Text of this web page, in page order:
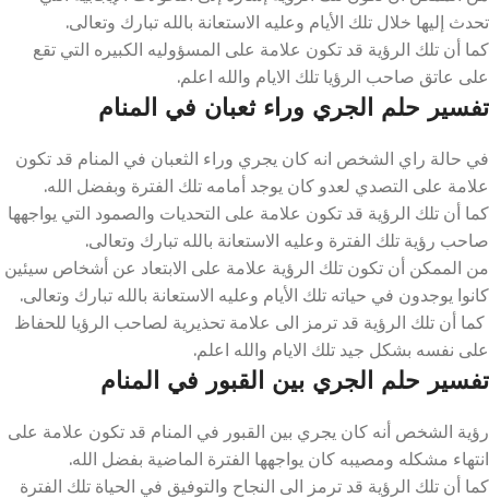
تحدث إليها خلال تلك الأيام وعليه الاستعانة بالله تبارك وتعالى.
كما أن تلك الرؤية قد تكون علامة على المسؤوليه الكبيره التي تقع
على عاتق صاحب الرؤيا تلك الايام والله اعلم.
تفسير حلم الجري وراء ثعبان في المنام
في حالة راي الشخص انه كان يجري وراء الثعبان في المنام قد تكون
علامة على التصدي لعدو كان يوجد أمامه تلك الفترة وبفضل الله.
كما أن تلك الرؤية قد تكون علامة على التحديات والصمود التي يواجهها
صاحب رؤية تلك الفترة وعليه الاستعانة بالله تبارك وتعالى.
من الممكن أن تكون تلك الرؤية علامة على الابتعاد عن أشخاص سيئين
كانوا يوجدون في حياته تلك الأيام وعليه الاستعانة بالله تبارك وتعالى.
كما أن تلك الرؤية قد ترمز الى علامة تحذيرية لصاحب الرؤيا للحفاظ
على نفسه بشكل جيد تلك الايام والله اعلم.
تفسير حلم الجري بين القبور في المنام
رؤية الشخص أنه كان يجري بين القبور في المنام قد تكون علامة على
انتهاء مشكله ومصيبه كان يواجهها الفترة الماضية بفضل الله.
كما أن تلك الرؤية قد ترمز الى النجاح والتوفيق في الحياة تلك الفترة